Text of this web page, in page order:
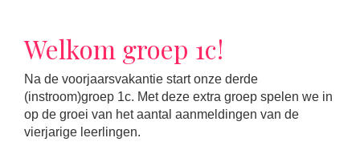
Welkom groep 1c!
Na de voorjaarsvakantie start onze derde
(instroom)groep 1c. Met deze extra groep spelen we in
op de groei van het aantal aanmeldingen van de
vierjarige leerlingen.